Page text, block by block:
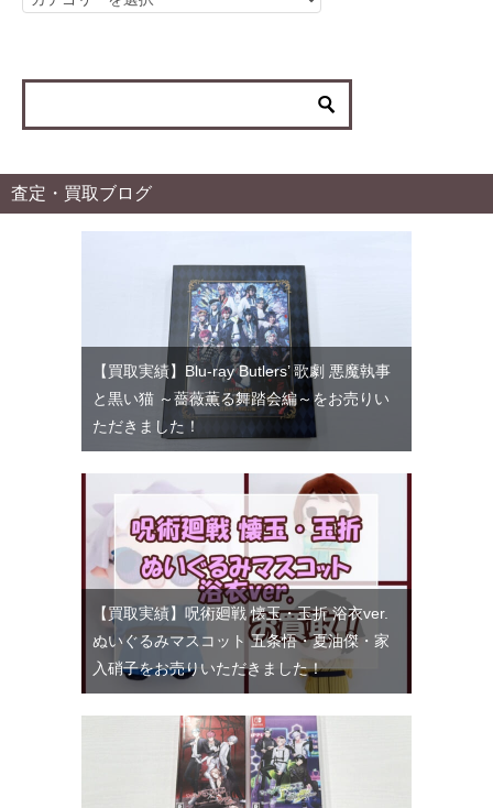
リ
査定・買取ブログ
【買取実績】Blu-ray Butlers’ 歌劇 悪魔執事
と黒い猫 ～薔薇薫る舞踏会編～をお売りい
ただきました！
【買取実績】呪術廻戦 懐玉・玉折 浴衣ver.
ぬいぐるみマスコット 五条悟・夏油傑・家
入硝子をお売りいただきました！